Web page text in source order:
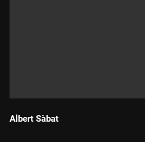
Albert Sàbat